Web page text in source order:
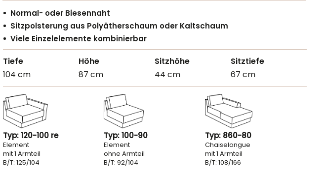
Normal- oder Biesennaht
Sitzpolsterung aus Polyätherschaum oder Kaltschaum
Viele Einzelelemente kombinierbar
Tiefe Höhe Sitzhöhe
Sitztiefe
104 cm
87 cm 44 cm 67 cm
Typ: 120-100 re Typ: 100-90 Typ: 860-80
Element
mit 1 Armteil
B/T: 125/104
Element
ohne Armteil
B/T: 92/104
Chaiselongue
mit 1 Armteil
B/T: 108/166